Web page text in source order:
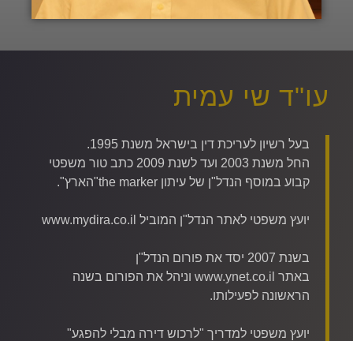
עו"ד שי עמית
בעל רשיון לעריכת דין בישראל משנת 1995.
החל משנת 2003 ועד לשנת 2009 כתב טור משפטי
קבוע במוסף הנדל"ן של עיתון the marker"הארץ".
יועץ משפטי לאתר הנדל"ן המוביל www.mydira.co.il
בשנת 2007 יסד את פורום הנדל"ן
באתר www.ynet.co.il וניהל את הפורום בשנה
הראשונה לפעילותו.
יועץ משפטי למדריך "לרכוש דירה מבלי להפגע"